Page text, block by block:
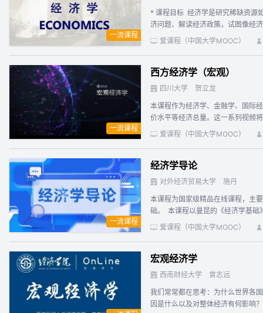
一流课程
* 课程目标 经济学是研究稀缺资源
济问题、解读经济政策，试图像经
经济学、公共部门经济学、厂商
爱课程（中国大学MOOC）
一流课程
西方经济学（宏观）
四川大学
贺立龙
本课程作为经济学、金融学、国际
价水平等经济总量。这一系列视频
经济学、宏观经济政策等主题。
爱课程（中国大学MOOC）
一流课程
经济学导论
对外经济贸易大学
施丹
本课程为国家级精品在线课程，主
础。 本课程以曼昆的《经济学基础
及影响分析等微观经济学基本理
爱课程（中国大学MOOC）
宏观经济学
西南财经大学
曾志远
我们常常都在思考：为什么世界各
因是什么以及对整体经济有何影响